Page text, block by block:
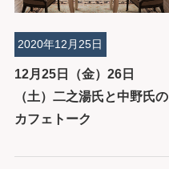
12月25日（金）26日
（土）二之湯氏と中野氏の
カフェトーク
2020年12月25日